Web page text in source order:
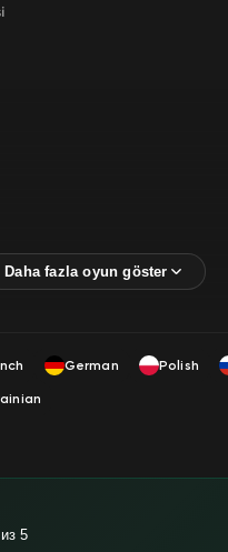
German Polish
из 5